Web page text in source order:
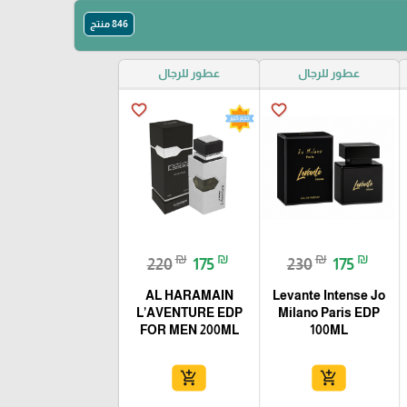
846 منتج
عطور للرجال
favorite_border
230₪ 175 ₪
Levante Intense Jo
Milano Paris EDP
100ML
add_shopping_cart
عطور للرجال
favorite_border
220₪ 175 ₪
AL HARAMAIN
L’AVENTURE EDP
FOR MEN 200ML
add_shopping_cart